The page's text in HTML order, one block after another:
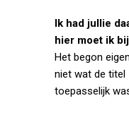
Ik had jullie
hier moet ik
Het begon
niet wat de titel
toepasselijk